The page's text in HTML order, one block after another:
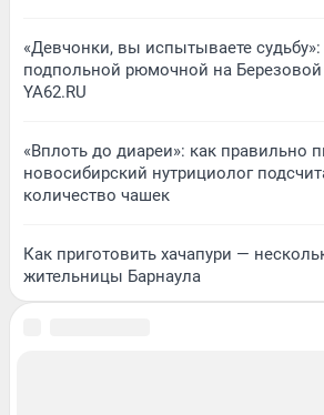
«Девчонки, вы испытываете судьбу»:
подпольной рюмочной на
YA62.RU
«Вплоть до диареи»: как правильно
новосибирский нутрициолог
количество чашек
Как приготовить хачапури —
жительницы Барнаула